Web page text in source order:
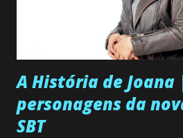
A História de Joana
personagens da
SBT